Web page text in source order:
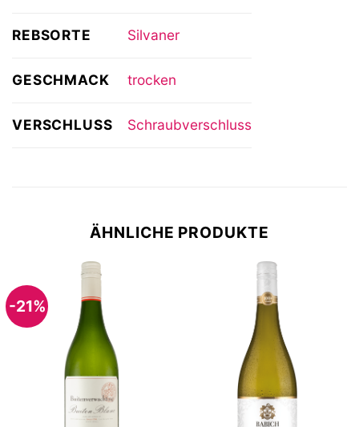
REBSORTE Silvaner
GESCHMACK trocken
VERSCHLUSS Schraubverschluss
ÄHNLICHE PRODUKTE
-21%